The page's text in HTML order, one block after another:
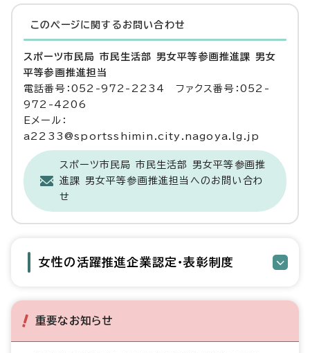
このページに関する お問い合わせ
スポーツ市民局 市民生活部 男女平等参画推進課 男女
平等参画推進担当
電話番号：052-972-2234 ファクス番号：052-
972-4206
Eメール：
a2233@sportsshimin.city.nagoya.lg.jp
スポーツ市民局 市民生活部 男女平等参画推
進課 男女平等参画推進担当へのお問い合わ
せ
女性の活躍推進企業認定・表彰制度
重要なお知らせ